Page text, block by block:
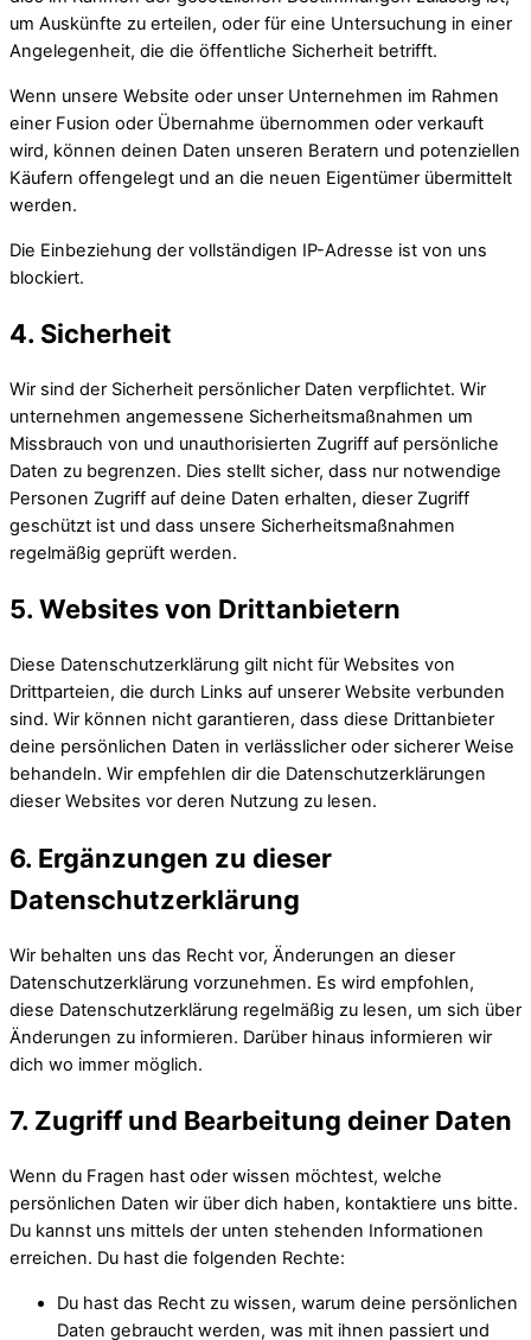
um Auskünfte zu erteilen, oder für eine Untersuchung in einer
Angelegenheit, die die öffentliche Sicherheit betrifft.
Wenn unsere Website oder unser Unternehmen im Rahmen
einer Fusion oder Übernahme übernommen oder verkauft
wird, können deinen Daten unseren Beratern und potenziellen
Käufern offengelegt und an die neuen Eigentümer übermittelt
werden.
Die Einbeziehung der vollständigen IP-Adresse ist von uns
blockiert.
4. Sicherheit
Wir sind der Sicherheit persönlicher Daten verpflichtet. Wir
unternehmen angemessene Sicherheitsmaßnahmen um
Missbrauch von und unauthorisierten Zugriff auf persönliche
Daten zu begrenzen. Dies stellt sicher, dass nur notwendige
Personen Zugriff auf deine Daten erhalten, dieser Zugriff
geschützt ist und dass unsere Sicherheitsmaßnahmen
regelmäßig geprüft werden.
5. Websites von Drittanbietern
Diese Datenschutzerklärung gilt nicht für Websites von
Drittparteien, die durch Links auf unserer Website verbunden
sind. Wir können nicht garantieren, dass diese Drittanbieter
deine persönlichen Daten in verlässlicher oder sicherer Weise
behandeln. Wir empfehlen dir die Datenschutzerklärungen
dieser Websites vor deren Nutzung zu lesen.
6. Ergänzungen zu dieser
Datenschutzerklärung
Wir behalten uns das Recht vor, Änderungen an dieser
Datenschutzerklärung vorzunehmen. Es wird empfohlen,
diese Datenschutzerklärung regelmäßig zu lesen, um sich über
Änderungen zu informieren. Darüber hinaus informieren wir
dich wo immer möglich.
7. Zugriff und Bearbeitung deiner Daten
Wenn du Fragen hast oder wissen möchtest, welche
persönlichen Daten wir über dich haben, kontaktiere uns bitte.
Du kannst uns mittels der unten stehenden Informationen
erreichen. Du hast die folgenden Rechte:
Du hast das Recht zu wissen, warum deine persönlichen
Daten gebraucht werden, was mit ihnen passiert und